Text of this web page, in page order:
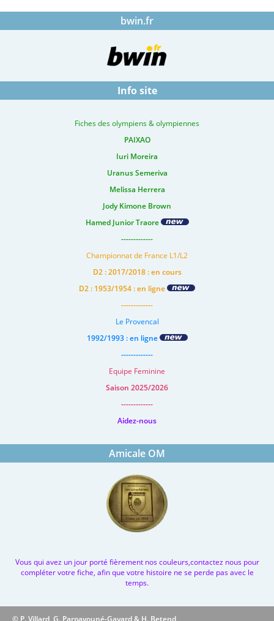
bwin.fr
Info site
Fiches des olympiens & olympiennes
PAIXAO
Iuri Moreira
Uranus Semeriva
Melissa Herrera
Jody Kimone Brown
Hamed Junior Traore
-------------
Championnat de France L1/L2
D2 : 2017/2018 : en cours
D2 : 1953/1954 : en ligne
-------------
Le Provencal
1992/1993 : en ligne
-------------
Equipe Feminine
Saison 2025/2026
-------------
Aidez-nous
Amicale OM
Vous qui avez un jour porté fièrement nos couleurs,contactez nous pour
compléter votre fiche, afin que votre histoire ne se perde pas avec le
temps.
© P. Villard, G. Parpayouné-Gayard & H. Betend